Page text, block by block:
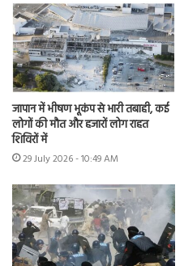
जापान में भीषण भूकंप से भारी तबाही, कई
लोगों की मौत और हजारों लोग राहत
शिविरों में
29 July 2026 - 10:49 AM